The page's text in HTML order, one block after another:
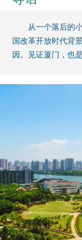
从一个落后的
国改革开放时代背
因。见证厦门，也